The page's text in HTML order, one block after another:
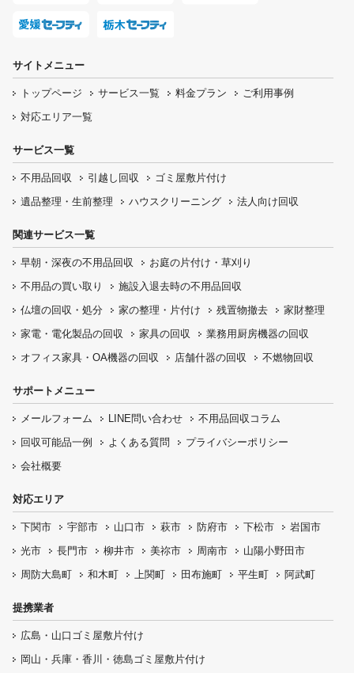
サイトメニュー
トップページ サービス一覧 料金プラン
ご利用事例
対応エリア一覧
サービス一覧
不用品回収 引越し回収
ゴミ屋敷片付け
遺品整理・生前整理
ハウスクリーニング 法人向け回収
関連サービス一覧
早朝・深夜の不用品回収 お庭の片付け・ 草刈り
不用品の買い取り 施設入退去時の不用品回収
仏壇の回収・処分 家の整理・片付け 残置物撤去
家財整理
家電・電化製品の回収
家具の回収 業務用厨房機器の回収
オフィス家具 ・OA機器の回収 店舗什器の回収 不燃物回収
サポートメニュー
メールフォーム LINE問い合わせ
不用品回収コラム
回収可能品一例
よくある質問
プライバシーポリシー
会社概要
対応エリア
下関市 宇部市 山口市 萩市 防府市 下松市
岩国市
光市
長門市 柳井市 美祢市 周南市
山陽小野田市
周防大島町
和木町 上関町 田布施町 平生町 阿武町
提携業者
広島・山口ゴミ屋敷片付け
岡山・兵庫・香川・徳島ゴミ屋敷片付け